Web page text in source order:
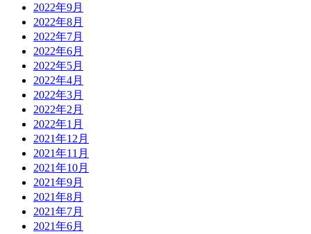
2022年9月
2022年8月
2022年7月
2022年6月
2022年5月
2022年4月
2022年3月
2022年2月
2022年1月
2021年12月
2021年11月
2021年10月
2021年9月
2021年8月
2021年7月
2021年6月